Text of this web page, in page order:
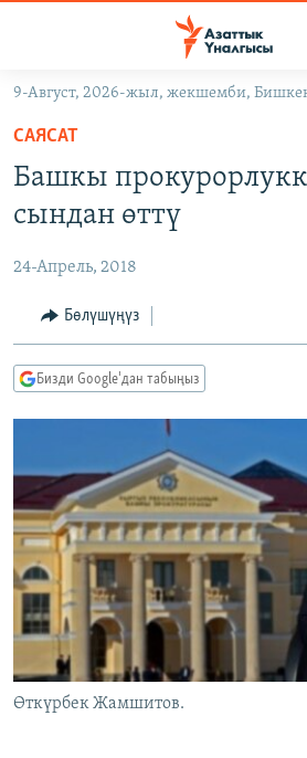
Навигацияга
өтүңүз
Издөөгө
салыңыз
ЭКОНОМИКА
МАДАНИЯТ
БОРБОР АЗИЯ
АТАЙЫН ИЛИКТӨӨ
ТВ ПРОГРАММАЛАР
ЭКСПЕРТТЕР ТАЛДАЙТ
ДАНИСТЕ
ЭЖЕ-СИҢДИЛЕР
АЗАТТЫК+
ЫҢГАЙСЫЗ СУРООЛОР
ӨЗГӨЧӨ ПИКИР
ОНЛАЙН ШЕРИНЕ
ЭЕ/АРнун бардык сайттары
9-Август, 2026-жыл, жекшемби,
САЯСАТ
Башкы
сындан өттү
24-Апрель, 2018
Бөлүшүңүз
Бизди Google'дан табыңыз
Өткүрбек Жамшитов.